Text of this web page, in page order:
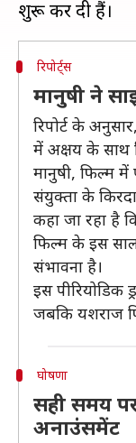
रिपोर्ट्स
मानुषी ने
रिपोर्ट के
में अक्षय के साथ
मानुषी, फिल्म में
संयुक्ता के
कहा जा रहा है
फिल्म के इस
संभावना है।
इस पीरियोडिक
जबकि यशराज
घोषणा
सही समय
अनाउंसमेंट